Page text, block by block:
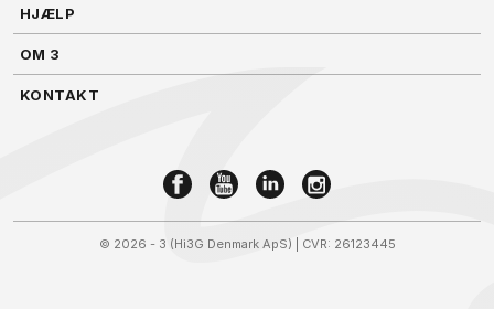
HJÆLP
OM 3
KONTAKT
© 2026 - 3 (Hi3G Denmark ApS) | CVR: 26123445